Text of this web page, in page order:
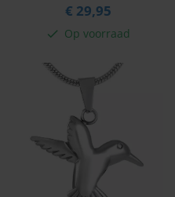
€ 29,95
check Op voorraad